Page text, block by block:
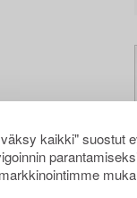
kaikki" suostut